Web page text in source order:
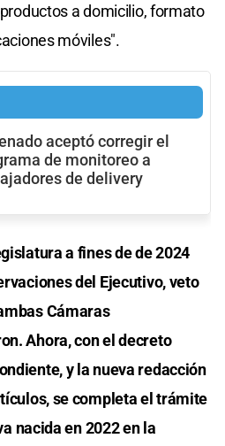
a domicilio, formato
móviles".
aceptó corregir el
de monitoreo a
de delivery
a fines de de 2024
del Ejecutivo, veto
Cámaras
Ahora, con el decreto
y la nueva redacción
se completa el trámite
nacida en 2022 en la